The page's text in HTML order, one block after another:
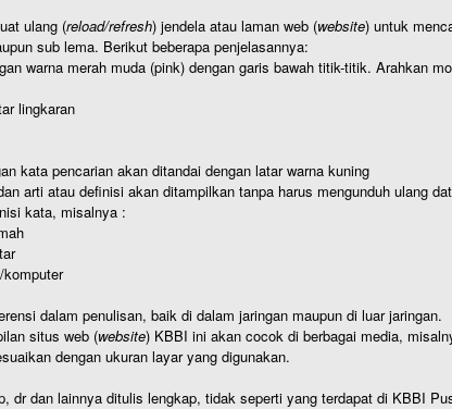
ulang (reload/refresh) jendela atau laman web (website) untuk
sub lema. Berikut beberapa penjelasannya:
warna merah muda (pink) dengan garis bawah titik-titik. Arahkan
lingkaran
kata pencarian akan ditandai dengan latar warna kuning
arti atau definisi akan ditampilkan tanpa harus mengunduh ulang
kata, misalnya :
dalam penulisan, baik di dalam jaringan maupun di luar jaringan.
situs web (website) KBBI ini akan cocok di berbagai media,
dengan ukuran layar yang digunakan.
dan lainnya ditulis lengkap, tidak seperti yang terdapat di KBBI